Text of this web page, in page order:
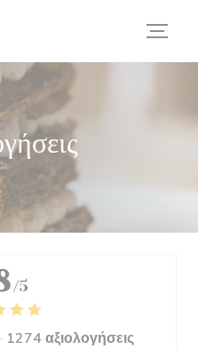
/5
1274 αξιολογήσεις